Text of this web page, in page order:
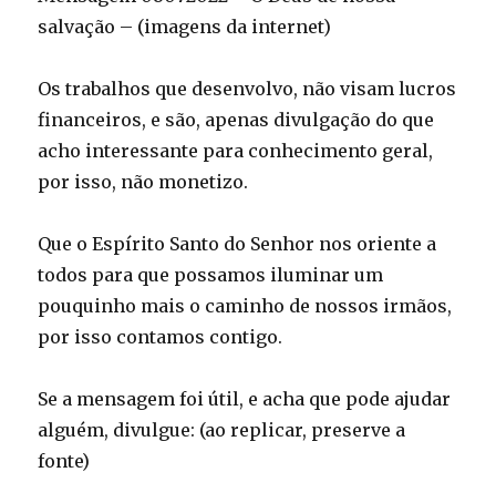
salvação – (imagens da internet)
Os trabalhos que desenvolvo, não visam lucros
financeiros, e são, apenas divulgação do que
acho interessante para conhecimento geral,
por isso, não monetizo.
Que o Espírito Santo do Senhor nos oriente a
todos para que possamos iluminar um
pouquinho mais o caminho de nossos irmãos,
por isso contamos contigo.
Se a mensagem foi útil, e acha que pode ajudar
alguém, divulgue: (ao replicar, preserve a
fonte)